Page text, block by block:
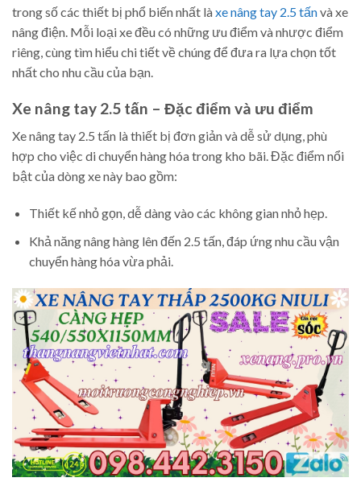
trong số các thiết bị phổ biến nhất làxe nâng tay 2.5 tấnvà xe
nâng điện. Mỗi loại xe đều có những ưu điểm và nhược điểm
riêng, cùng tìm hiểu chi tiết về chúng để đưa ra lựa chọn tốt
nhất cho nhu cầu của bạn.
Xe nâng tay 2.5 tấn – Đặc điểm và ưu điểm
Xe nâng tay 2.5 tấn là thiết bị đơn giản và dễ sử dụng, phù
hợp cho việc di chuyển hàng hóa trong kho bãi. Đặc điểm nổi
bật của dòng xe này bao gồm:
Thiết kế nhỏ gọn, dễ dàng vào các không gian nhỏ hẹp.
Khả năng nâng hàng lên đến 2.5 tấn, đáp ứng nhu cầu vận
chuyển hàng hóa vừa phải.